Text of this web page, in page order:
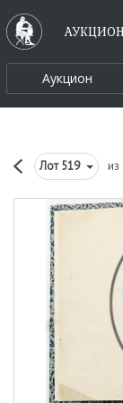
Аукцион
Лот519